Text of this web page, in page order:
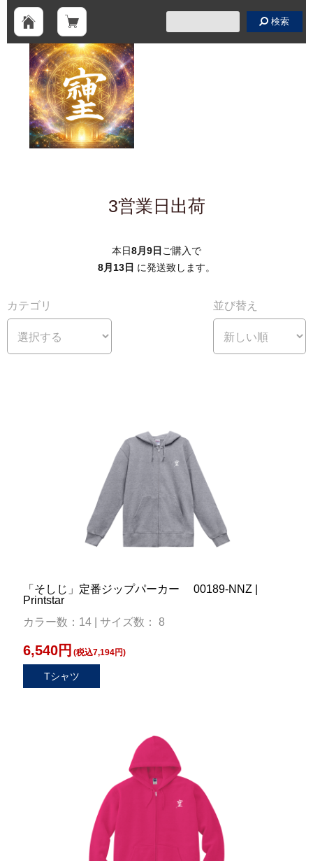
検索
3営業日出荷
本日8月9日 ご購入で
8月13日 に発送致します。
カテゴリ 並び替え
「そしじ」定番ジップパーカー 00189-NNZ |
Printstar
カラー数：14 | サイズ数： 8
6,540円 (税込7,194円)
Tシャツ